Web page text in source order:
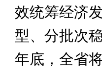
效统筹经济
型、分批次
年底，全省